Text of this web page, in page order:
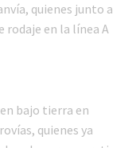
quienes junto a
rodaje en la línea A
bajo tierra en
quienes ya